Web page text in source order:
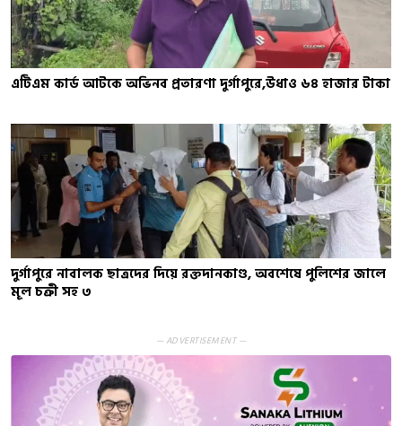
এটিএম কার্ড আটকে অভিনব প্রতারণা দুর্গাপুরে,উধাও ৬৪ হাজার টাকা
দুর্গাপুরে নাবালক ছাত্রদের দিয়ে রক্তদানকাণ্ড, অবশেষে পুলিশের জালে
মূল চক্রী সহ ৩
— ADVERTISEMENT —